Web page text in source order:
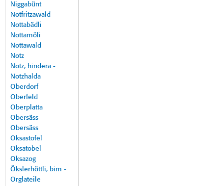
Niggabünt
Notfritzawald
Nottabädli
Nottamöli
Nottawald
Notz
Notz, hindera -
Notzhalda
Oberdorf
Oberfeld
Oberplatta
Obersäss
Obersäss
Oksastofel
Oksatobel
Oksazog
Ökslerhöttli, bim -
Orglateile